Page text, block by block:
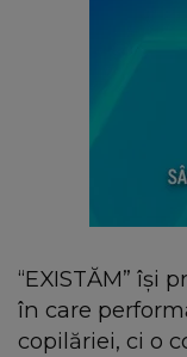
“EXISTĂM” își
în care
copilăriei, ci o